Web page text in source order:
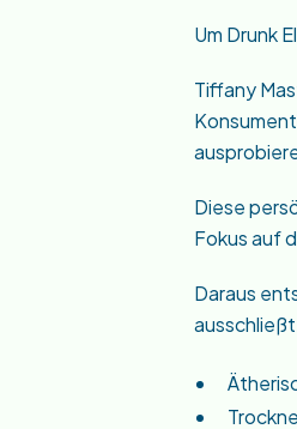
Um Drunk
Tiffany
Diese
Fokus auf
Daraus